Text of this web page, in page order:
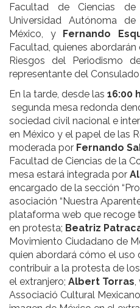
Facultad de Ciencias
Universidad Autónoma
México, y Fernando
Facultad, quienes
Riesgos del Periodismo
representante del
En la tarde, desde las 16:00
segunda mesa redonda
sociedad civil nacional e
en México y el papel de las
moderada por Fernando
Facultad de Ciencias de la
mesa estará integrada por
encargado de la sección
asociación “Nuestra
plataforma web que recoge
en protesta; Beatriz
Movimiento Ciudadano de
quien abordará cómo el uso
contribuir a la protesta de
el extranjero; Albert Torras,
Associació Cultural